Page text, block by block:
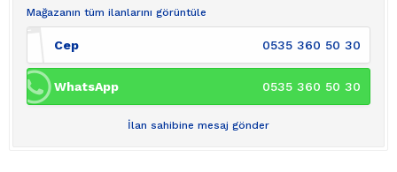
Mağazanın tüm ilanlarını görüntüle
Cep 0535 360 50 30
WhatsApp 0535 360 50 30
İlan sahibine mesaj gönder